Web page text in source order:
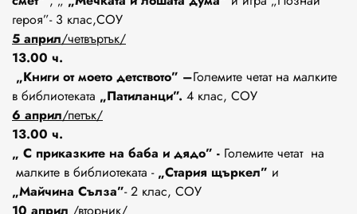
героя”- 3 клас,СОУ
5 април/четвъртък/
13.00 ч.
„Книги от моето детството” –Големите четат на малките
в библиотеката „Патиланци”. 4 клас, СОУ
6 април/петък/
13.00 ч.
„ С приказките на баба и дядо” - Големите четат на
малките в библиотеката - „Стария щъркел” и
„Майчина Сълза”- 2 клас, СОУ